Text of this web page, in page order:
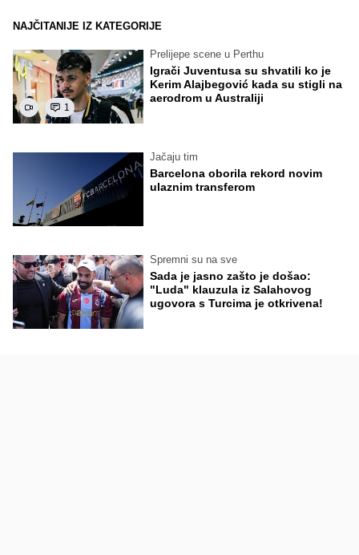
NAJČITANIJE IZ KATEGORIJE
1
Prelijepe scene u Perthu
Igrači Juventusa su shvatili ko je
Kerim Alajbegović kada su stigli na
aerodrom u Australiji
Jačaju tim
Barcelona oborila rekord novim
ulaznim transferom
Spremni su na sve
Sada je jasno zašto je došao:
"Luda" klauzula iz Salahovog
ugovora s Turcima je otkrivena!